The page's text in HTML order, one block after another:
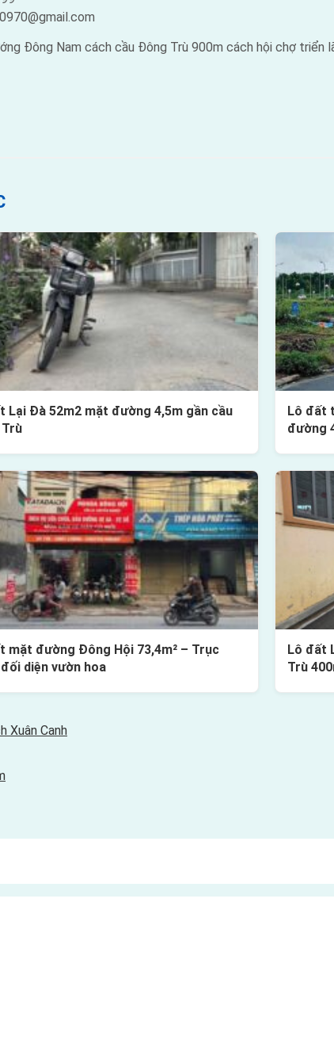
Đông Nam cách cầu Đông Trù 900m cách hội chợ triển
Lại Đà 52m2 mặt đường 4,5m gần cầu
Lô đất
đường
mặt đường Đông Hội 73,4m² – Trục
diện vườn hoa
Lô đất
Trù
Xuân Canh